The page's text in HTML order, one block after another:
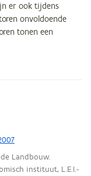
er ook tijdens
onvoldoende
tonen een
Landbouw.
instituut, L.E.I.-